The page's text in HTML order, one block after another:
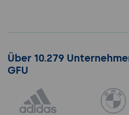
Über 10.279
GFU